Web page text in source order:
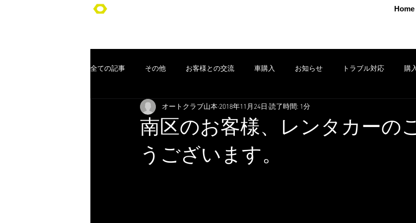
Home
全ての記事 その他 お客様との交流 車購入 お知らせ トラブル対応 購
ポッキリ車検 オークション 車売却 鈑金
お客様 クーポン セール
南区のお客様、レンタカーの
うございます。
オートクラブ山本 2018年11月24日 読了時間: 1分